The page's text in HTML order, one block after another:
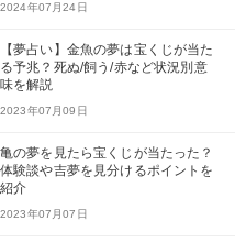
2024年07月24日
【夢占い】金魚の夢は宝くじが当た
る予兆？死ぬ/飼う/赤など状況別意
味を解説
2023年07月09日
亀の夢を見たら宝くじが当たった？
体験談や吉夢を見分けるポイントを
紹介
2023年07月07日